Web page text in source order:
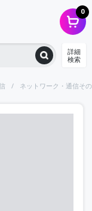
0
詳細
検索
ネットワーク・通信そ